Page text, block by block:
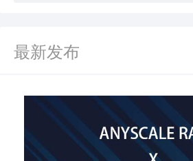
最新发布